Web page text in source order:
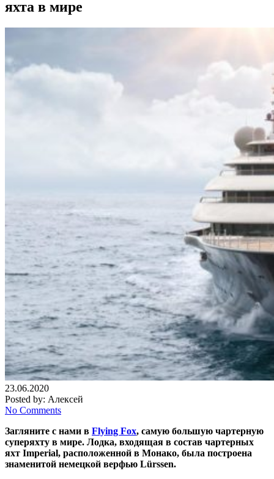
яхта в мире
23.06.2020
Posted by: Алексей
No Comments
Загляните с нами в Flying Fox, самую большую чартерную
суперяхту в мире. Лодка, входящая в состав чартерных
яхт Imperial, расположенной в Монако, была построена
знаменитой немецкой верфью Lürssen.